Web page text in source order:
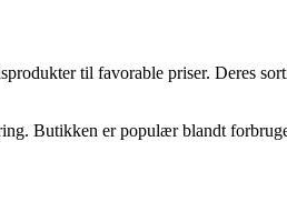
til favorable priser. Deres
Butikken er populær blandt